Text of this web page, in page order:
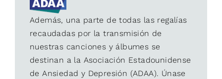
Además, una parte de todas las regalías
recaudadas por la transmisión de
nuestras canciones y álbumes se
destinan a la Asociación Estadounidense
de Ansiedad y Depresión (ADAA). Únase